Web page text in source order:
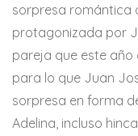
sorpresa romántica
protagonizada por
pareja que este
para lo que Juan
sorpresa en forma
Adelina, incluso